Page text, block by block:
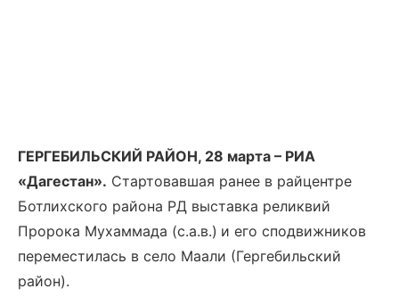
ГЕРГЕБИЛЬСКИЙ РАЙОН, 28 марта – РИА
«Дагестан». Стартовавшая ранее в райцентре
Ботлихского района РД выставка реликвий
Пророка Мухаммада (с.а.в.) и его сподвижников
переместилась в село Маали (Гергебильский
район).